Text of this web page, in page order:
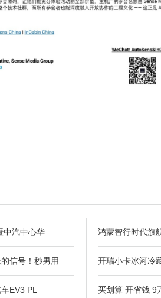
中汽中心华
信号！秒男用
EV3 PL
鸿蒙智行时代旗
开瑞小卡冰河冷
买划算 开省钱 9